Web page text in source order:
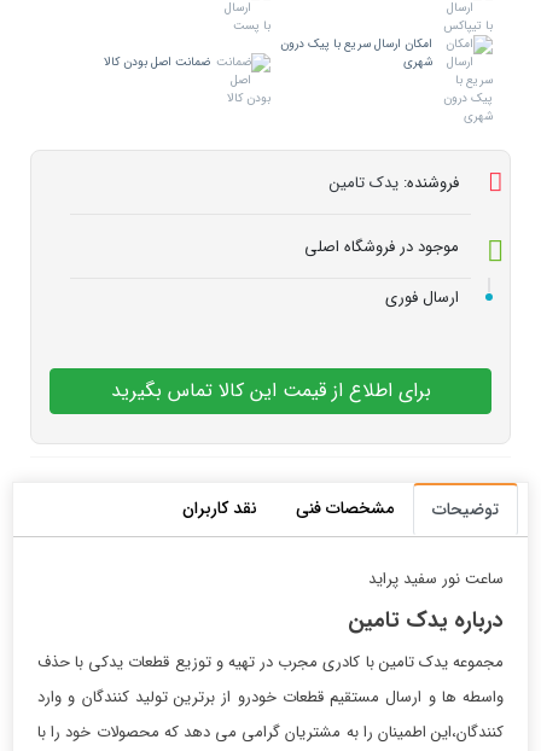
امکان ارسال سریع با پیک درون
شهری
ضمانت اصل بودن کالا
فروشنده: یدک تامین
موجود در فروشگاه اصلی
ارسال فوری
برای اطلاع از قیمت این کالا تماس بگیرید
توضیحات مشخصات فنی نقد کاربران
ساعت نور سفید پراید
درباره یدک تامین
مجموعه یدک تامین با کادری مجرب در تهیه و توزیع قطعات یدکی با حذف
واسطه ها و ارسال مستقیم قطعات خودرو از برترین تولید کنندگان و وارد
کنندگان،این اطمینان را به مشتریان گرامی می دهد که محصولات خود را با